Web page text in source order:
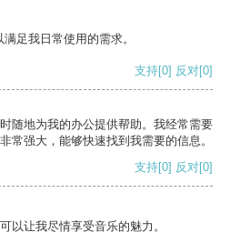
足我日常使用的需求。
支持[0] 反对[0]
随地为我的办公提供帮助。我经常需要
常强大，能够快速找到我需要的信息。
支持[0] 反对[0]
以让我尽情享受音乐的魅力。